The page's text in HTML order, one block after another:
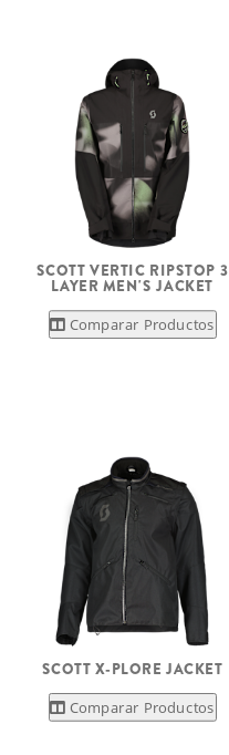
SCOTT VERTIC RIPSTOP 3
LAYER MEN'S JACKET
Comparar Productos
SCOTT X-PLORE JACKET
Comparar Productos